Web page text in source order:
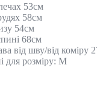
53см
58см
54см
68см
від шву/від коміру
для розміру: М